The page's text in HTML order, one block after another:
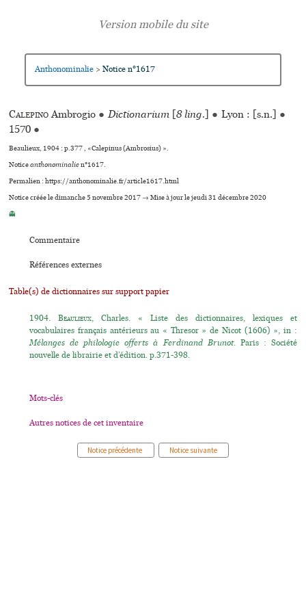
Anthonominalie > Notice n°1617
CalepinoAmbrogio ● Dictionarium [8 ling. ● Lyon : [s.n.] ●
1570 ●
Beaulieux, 1904 : p.377 , «Calepinus (Ambrosius) ».
Noticeanthonominalien°1617.
Permalien : https://anthonominalie.fr/article1617.html
Notice créée le dimanche 5 novembre 2017 → Mise à jour le jeudi 31 décembre 2020
👻
Commentaire
Références externes
Table(s) de dictionnaires sur support papier
1904.Beaulieux, Charles. « Liste des dictionnaires, lexiques et
vocabulaires français antérieurs au « Thresor » de Nicot (1606) », in :
Mélanges de philologie offerts à Ferdinand Brunot. Paris : Société
nouvelle de librairie et d’édition. p.371-398.
Mots-clés
Autres notices de cet inventaire
Notice précédente Notice suivante